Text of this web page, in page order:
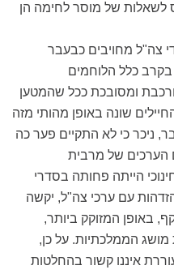
לשאלות של מוסר לחימה הן
צה"ל מחויבים כבעבר
כלל הלוחמים
ומסובכת ככל שהמטען
שונה באופן מהותי מזה
ניכר כי לא התקיים פער כה
הערכים של מרבית
הייתה פחותה בסדרי
עם ערכי צה"ל, יקשה
באופן המזוקק ביותר,
מושג הממלכתיות. על כן,
איננו קשור בהחלטות